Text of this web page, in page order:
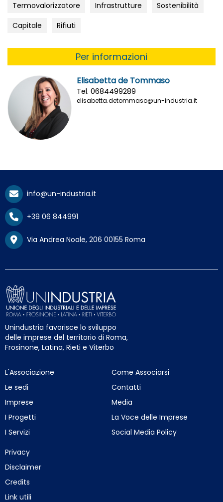
Termovalorizzatore Infrastrutture
Sostenibilità
Capitale
Rifiuti
Per informazioni
Elisabetta de Tommaso
Tel. 0684499289
elisabetta.detommaso@un-industria.it
info@un-industria.it
+39 06 844991
Via Andrea Noale, 206 00155 Roma
Unindustria favorisce lo sviluppo
delle imprese del territorio di Roma,
Frosinone, Latina, Rieti e Viterbo
L'Associazione
Le sedi
Imprese
I Progetti
I Servizi
Come Associarsi
Contatti
Media
La Voce delle Imprese
Social Media Policy
Privacy
Disclaimer
Credits
Link utili